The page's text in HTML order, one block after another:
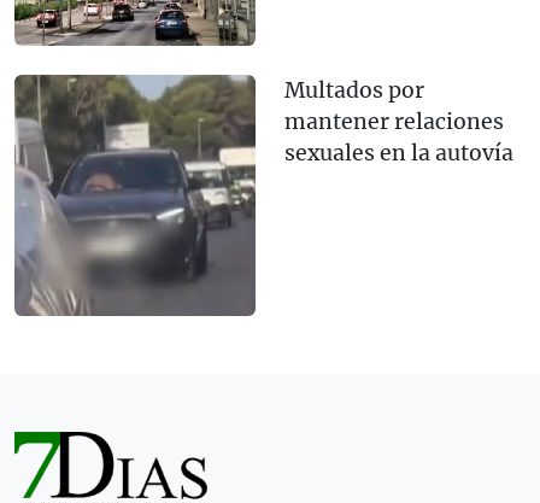
Multados por
mantener relaciones
sexuales en la autovía